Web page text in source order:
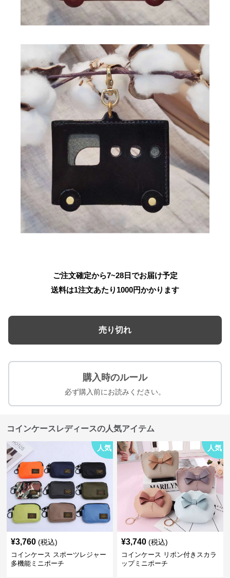
ご注文確定から7~28日でお届け予定
送料は1注文あたり 1000円かかります
売り切れ
購入時のルール
必ず購入前にお読みください。
コインケースレディースの人気アイテム
人気
¥3,760 (税込)
コインケース スポーツレジャー
多機能ミニポーチ
人気
¥3,740 (税込)
コインケース リボン付きスカラ
ップミニポーチ